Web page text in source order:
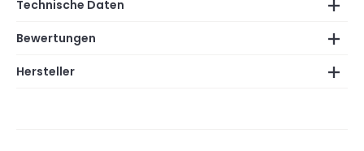
Technische Daten
Bewertungen
Hersteller